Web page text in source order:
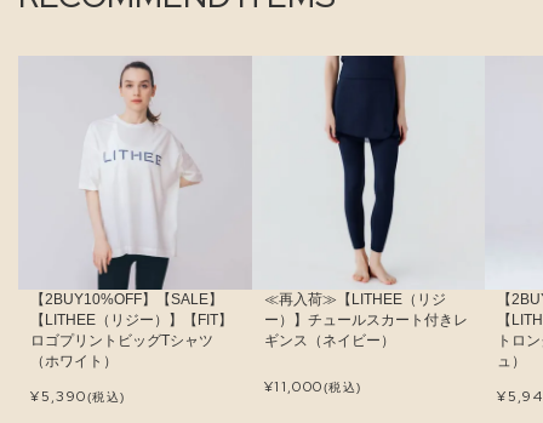
【2BUY10%OFF】【SALE】
【LITHEE（リジー）】【FIT】
ロゴプリントビッグTシャツ
（ホワイト）
¥5,390(税込)
≪再入荷≫【LITHEE（リジ
ー）】チュールスカート付きレ
ギンス（ネイビー）
¥11,000(税込)
【
【
トロ
ュ）
¥